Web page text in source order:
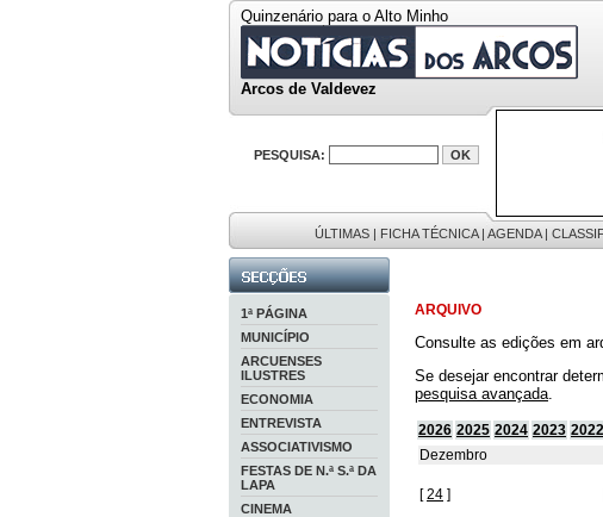
Quinzenário para o Alto Minho
Arcos de Valdevez
PESQUISA:
ÚLTIMAS | FICHA TÉCNICA| AGENDA|
1ª PÁGINA
MUNICÍPIO
ARCUENSES
ILUSTRES
ECONOMIA
ENTREVISTA
ASSOCIATIVISMO
FESTAS DE N.ª S.ª DA
LAPA
CINEMA
ARQUIVO
Consulte as edições em
Se desejar encontrar
pesquisa avançada.
2026 2025 2024 2023 2022
Dezembro
[24 ]